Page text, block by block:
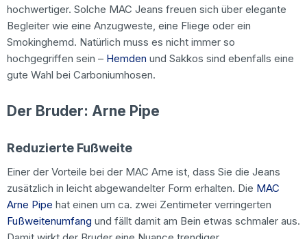
hochwertiger. Solche MAC Jeans freuen sich über elegante
Begleiter wie eine Anzugweste, eine Fliege oder ein
Smokinghemd. Natürlich muss es nicht immer so
hochgegriffen sein – Hemden und Sakkos sind ebenfalls eine
gute Wahl bei Carboniumhosen.
Der Bruder: Arne Pipe
Reduzierte Fußweite
Einer der Vorteile bei der MAC Arne ist, dass Sie die Jeans
zusätzlich in leicht abgewandelter Form erhalten. Die MAC
Arne Pipe hat einen um ca. zwei Zentimeter verringerten
Fußweitenumfang und fällt damit am Bein etwas schmaler aus.